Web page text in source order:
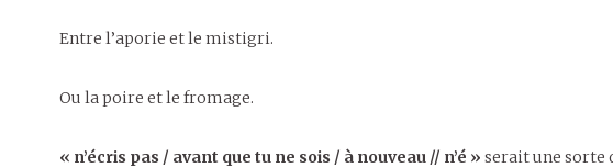
Entre l’aporie et le mistigri.
Ou la poire et le fromage.
« n’écris pas / avant que tu ne sois / à nouveau // n’é » serait une sorte